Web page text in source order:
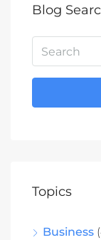
Blog
Topics
Business